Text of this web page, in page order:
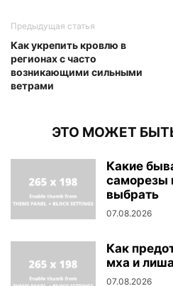
Предыдущая статья
Как укрепить кровлю в
регионах с часто
возникающими сильными
ветрами
ЭТО МОЖЕТ
Какие
саморезы
выбрать
07.08.2026
Как
мха и
07.08.2026